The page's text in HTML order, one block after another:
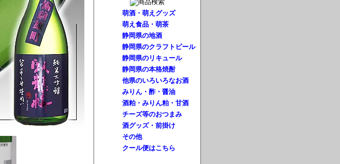
萌酒・萌えグッズ
萌え食品・萌茶
静岡県の地酒
静岡県のクラフトビール
静岡県のリキュール
静岡県の本格焼酎
他県のいろいろなお酒
みりん・酢・醤油
酒粕・みりん粕・甘酒
チーズ等のおつまみ
酒グッズ・前掛け
その他
クール便はこちら